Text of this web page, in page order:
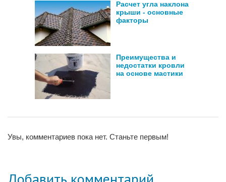
Расчет угла наклона
крыши - основные
факторы
Преимущества и
недостатки кровли
на основе мастики
Увы, комментариев пока нет. Станьте первым!